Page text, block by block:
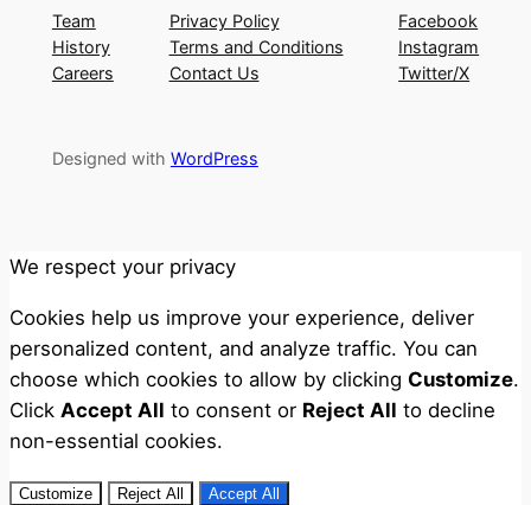
Team
History
Careers
Privacy Policy
Terms and Conditions
Contact Us
Facebook
Instagram
Twitter/X
Designed with WordPress
We respect your privacy
Cookies help us improve your experience, deliver
personalized content, and analyze traffic. You can
choose which cookies to allow by clicking Customize.
Click Accept All to consent or Reject All to decline
non-essential cookies.
Customize Reject All Accept All